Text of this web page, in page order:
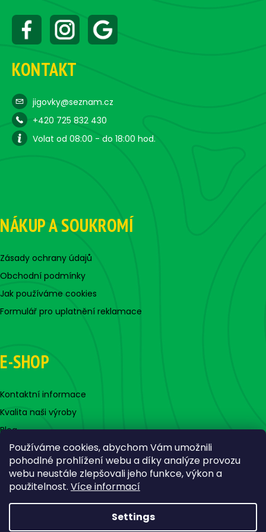
Používáme cookies, abychom Vám umožnili
pohodlné prohlížení webu a díky analýze provozu
webu neustále zlepšovali jeho funkce, výkon a
použitelnost. Více informací
Settings
KONTAKT
jigovky@seznam.cz
+420 725 832 430
Volat od 08:00 - do 18:00 hod.
NÁKUP A SOUKROMÍ
Zásady ochrany údajů
Obchodní podmínky
Jak používáme cookies
Formulář pro uplatnění reklamace
E-SHOP
Kontaktní informace
Kvalita naši výroby
Blog
Created by Shoptet